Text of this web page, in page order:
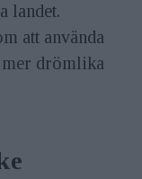
landet.
att använda
drömlika